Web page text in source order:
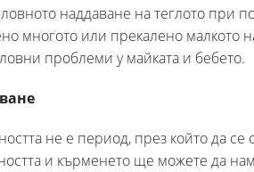
наддаване на теглото при
многото или прекалено малкото
проблеми у майката и бебето.
не е период, през който да се
и кърменето ще можете да